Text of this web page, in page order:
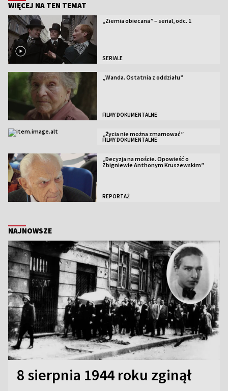
WIĘCEJ NA TEN TEMAT
„Ziemia obiecana” – serial, odc. 1
SERIALE
„Wanda. Ostatnia z oddziału”
FILMY DOKUMENTALNE
„Życia nie można zmarnować”
FILMY DOKUMENTALNE
„Decyzja na moście. Opowieść o
Zbigniewie Anthonym Kruszewskim”
REPORTAŻ
NAJNOWSZE
8 sierpnia 1944 roku zginął